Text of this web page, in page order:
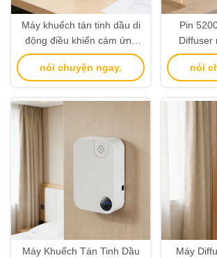
Máy khuếch tán tinh dầu di
động điều khiển cảm ứng
nhạy với pin 2000mAh, hai
chế độ phun sương
nói chuyện ngay.
Pin
Diffuser
công
nói
Máy Khuếch Tán Tinh Dầu
Máy